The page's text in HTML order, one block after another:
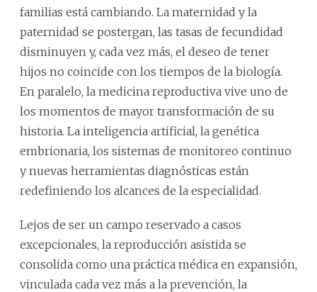
familias está cambiando. La maternidad y la
paternidad se postergan, las tasas de fecundidad
disminuyen y, cada vez más, el deseo de tener
hijos no coincide con los tiempos de la biología.
En paralelo, la medicina reproductiva vive uno de
los momentos de mayor transformación de su
historia. La inteligencia artificial, la genética
embrionaria, los sistemas de monitoreo continuo
y nuevas herramientas diagnósticas están
redefiniendo los alcances de la especialidad.
Lejos de ser un campo reservado a casos
excepcionales, la reproducción asistida se
consolida como una práctica médica en expansión,
vinculada cada vez más a la prevención, la